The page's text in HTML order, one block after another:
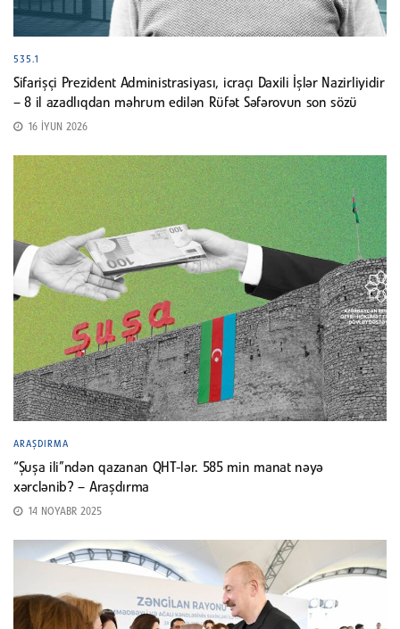
535.1
Sifarişçi Prezident Administrasiyası, icraçı Daxili İşlər Nazirliyidir
– 8 il azadlıqdan məhrum edilən Rüfət Səfərovun son sözü
16 İYUN 2026
ARAŞDIRMA
“Şuşa ili”ndən qazanan QHT-lər. 585 min manat nəyə
xərclənib? – Araşdırma
14 NOYABR 2025